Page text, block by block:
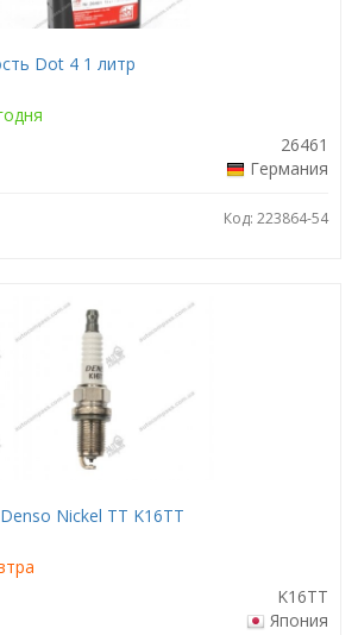
Dot 4 1 литр
26461
Германия
Код: 223864-54
Nickel TT K16TT
K16TT
Япония